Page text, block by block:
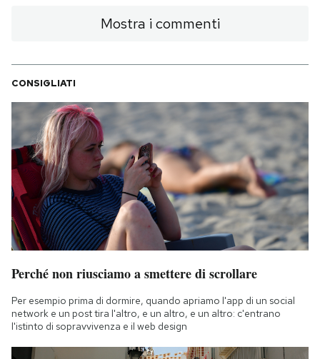
Mostra i commenti
CONSIGLIATI
Perché non riusciamo a smettere di scrollare
Per esempio prima di dormire, quando apriamo l'app di un social
network e un post tira l'altro, e un altro, e un altro: c'entrano
l'istinto di sopravvivenza e il web design